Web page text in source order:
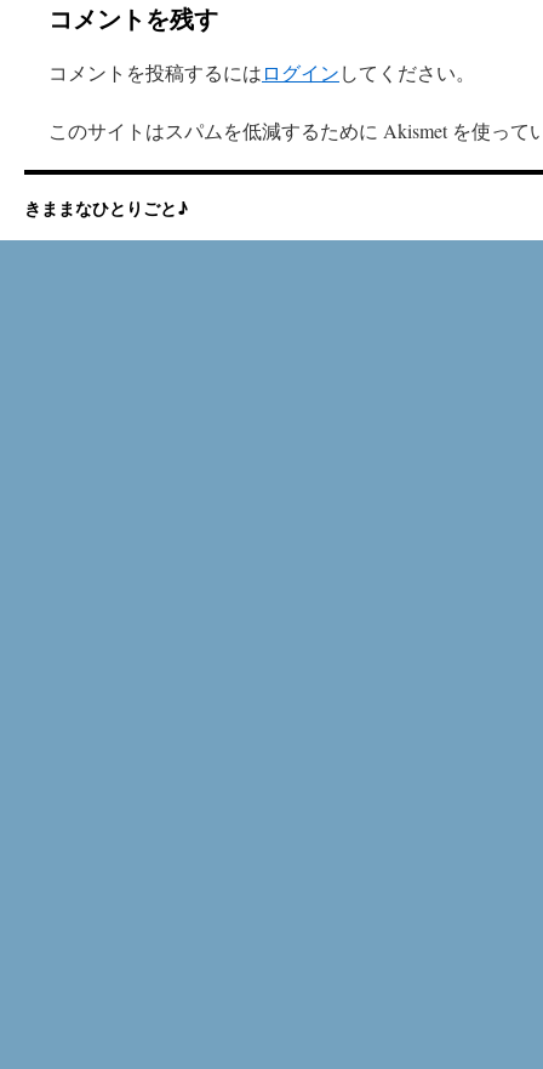
コメントを残す
コメントを投稿するにはログインしてください。
このサイトはスパムを低減するために Akismet を使って
きままなひとりごと♪